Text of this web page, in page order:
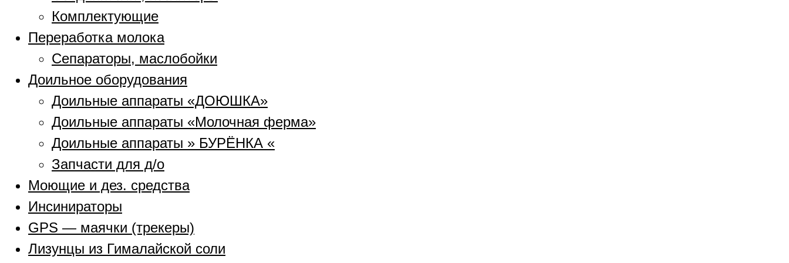
Комплектующие
Переработка молока
Сепараторы, маслобойки
Доильное оборудования
Доильные аппараты «ДОЮШКА»
Доильные аппараты «Молочная ферма»
Доильные аппараты » БУРЁНКА «
Запчасти для д/о
Моющие и дез. средства
Инсинираторы
GPS — маячки (трекеры)
Лизунцы из Гималайской соли